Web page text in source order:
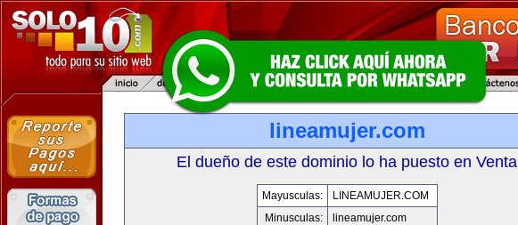
lineamujer.com
El dueño de este dominio lo ha puesto en Venta
Mayusculas:
LINEAMUJER.COM
Minusculas:
lineamujer.com